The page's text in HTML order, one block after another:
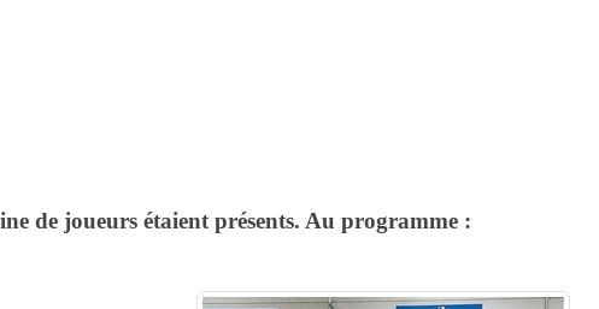
de joueurs étaient présents. Au programme :